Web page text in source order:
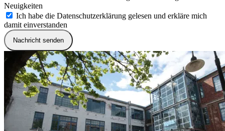
Neuigkeiten
Ich habe die Datenschutzerklärung gelesen und erkläre mich
damit einverstanden
Nachricht senden